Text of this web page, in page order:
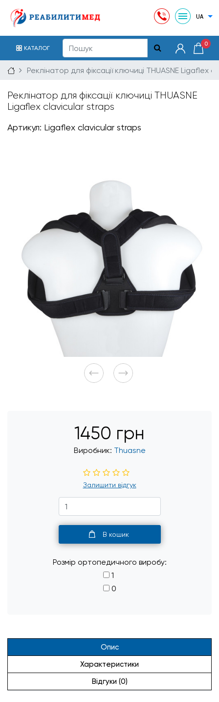
КАТАЛОГ
0
Реклінатор для фіксації ключиці THUASNE Ligaflex
Реклінатор для фіксації ключиці THUASNE
Ligaflex clavicular straps
Артикул: Ligaflex clavicular straps
Опис
Характеристики
Відгуки (0)
1450 грн
Виробник: Thuasne
Залишити відгук
В кошик
Розмір ортопедичного виробу:
1
0